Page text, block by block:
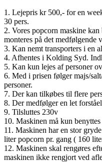
1. Lejepris kr 500,- for en
30 pers.
2. Vores popcorn maskine
monteres på det medfølgende
3. Kan nemt transporters i en
4. Afhentes i Kolding Syd.
5. Kan kun lejes af personer
6. Med i prisen følger majs/
personer.
7. Der kan tilkøbes til flere
8. Der medfølger en let
9. Tilsluttes 230v
10. Maskinen må kun
11. Maskinen har en stor
liter popcorn pr. gang ( 160
12. Maskinen skal rengøres
maskinen ikke rengjort ved